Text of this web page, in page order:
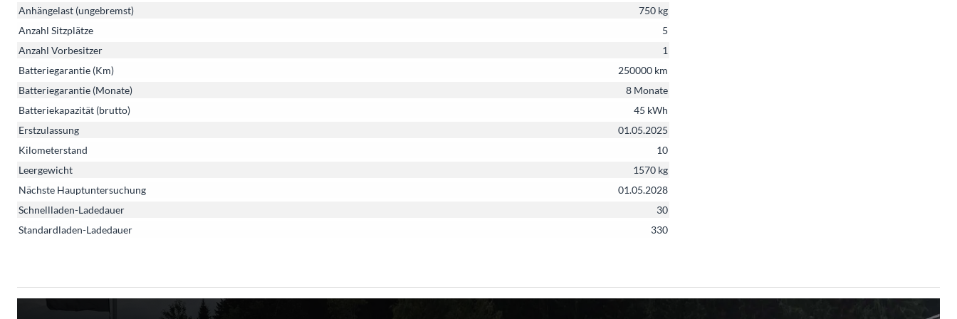
Anhängelast (ungebremst)
750 kg
Anzahl Sitzplätze
5
Anzahl Vorbesitzer
1
Batteriegarantie (Km)
250000 km
Batteriegarantie (Monate)
8 Monate
Batteriekapazität (brutto)
45 kWh
Erstzulassung
01.05.2025
Kilometerstand
10
Leergewicht
1570 kg
Nächste Hauptuntersuchung
01.05.2028
Schnellladen-Ladedauer
30
Standardladen-Ladedauer
330